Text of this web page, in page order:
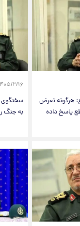
هرگونه تعرض
پاسخ داده
۱۴۰۵/۲/
سخنگوی
به جنگ